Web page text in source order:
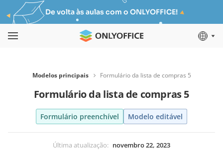
De volta às aulas com o ONLYOFFICE!
Modelos principais Formulário da lista de compras 5
Formulário da lista de compras 5
Formulário preenchível Modelo editável
Última atualização: novembro 22, 2023